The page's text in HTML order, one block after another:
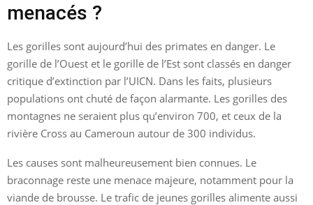
menacés ?
Les gorilles sont aujourd’hui des primates en danger. Le
gorille de l’Ouest et le gorille de l’Est sont classés en danger
critique d’extinction par l’UICN. Dans les faits, plusieurs
populations ont chuté de façon alarmante. Les gorilles des
montagnes ne seraient plus qu’environ 700, et ceux de la
rivière Cross au Cameroun autour de 300 individus.
Les causes sont malheureusement bien connues. Le
braconnage reste une menace majeure, notamment pour la
viande de brousse. Le trafic de jeunes gorilles alimente aussi